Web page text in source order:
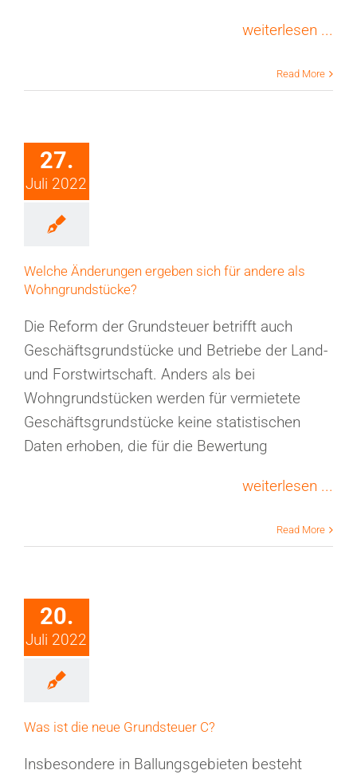
weiterlesen ...
Read More
27.
Juli 2022
Welche Änderungen ergeben sich für andere als
Wohngrundstücke?
Die Reform der Grundsteuer betrifft auch
Geschäftsgrundstücke und Betriebe der Land-
und Forstwirtschaft. Anders als bei
Wohngrundstücken werden für vermietete
Geschäftsgrundstücke keine statistischen
Daten erhoben, die für die Bewertung
weiterlesen ...
Read More
20.
Juli 2022
Was ist die neue Grundsteuer C?
Insbesondere in Ballungsgebieten besteht